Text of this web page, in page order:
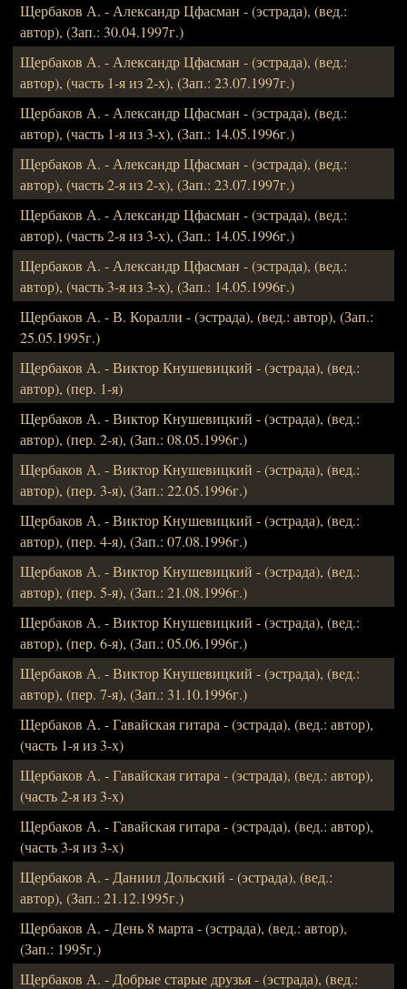
Щербаков А. - Александр Цфасман - (эстрада), (вед.:
автор), (Зап.: 30.04.1997г.)
Щербаков А. - Александр Цфасман - (эстрада), (вед.:
автор), (часть 1-я из 2-х), (Зап.: 23.07.1997г.)
Щербаков А. - Александр Цфасман - (эстрада), (вед.:
автор), (часть 1-я из 3-х), (Зап.: 14.05.1996г.)
Щербаков А. - Александр Цфасман - (эстрада), (вед.:
автор), (часть 2-я из 2-х), (Зап.: 23.07.1997г.)
Щербаков А. - Александр Цфасман - (эстрада), (вед.:
автор), (часть 2-я из 3-х), (Зап.: 14.05.1996г.)
Щербаков А. - Александр Цфасман - (эстрада), (вед.:
автор), (часть 3-я из 3-х), (Зап.: 14.05.1996г.)
Щербаков А. - В. Коралли - (эстрада), (вед.: автор), (Зап.:
25.05.1995г.)
Щербаков А. - Виктор Кнушевицкий - (эстрада), (вед.:
автор), (пер. 1-я)
Щербаков А. - Виктор Кнушевицкий - (эстрада), (вед.:
автор), (пер. 2-я), (Зап.: 08.05.1996г.)
Щербаков А. - Виктор Кнушевицкий - (эстрада), (вед.:
автор), (пер. 3-я), (Зап.: 22.05.1996г.)
Щербаков А. - Виктор Кнушевицкий - (эстрада), (вед.:
автор), (пер. 4-я), (Зап.: 07.08.1996г.)
Щербаков А. - Виктор Кнушевицкий - (эстрада), (вед.:
автор), (пер. 5-я), (Зап.: 21.08.1996г.)
Щербаков А. - Виктор Кнушевицкий - (эстрада), (вед.:
автор), (пер. 6-я), (Зап.: 05.06.1996г.)
Щербаков А. - Виктор Кнушевицкий - (эстрада), (вед.:
автор), (пер. 7-я), (Зап.: 31.10.1996г.)
Щербаков А. - Гавайская гитара - (эстрада), (вед.: автор),
(часть 1-я из 3-х)
Щербаков А. - Гавайская гитара - (эстрада), (вед.: автор),
(часть 2-я из 3-х)
Щербаков А. - Гавайская гитара - (эстрада), (вед.: автор),
(часть 3-я из 3-х)
Щербаков А. - Даниил Дольский - (эстрада), (вед.:
автор), (Зап.: 21.12.1995г.)
Щербаков А. - День 8 марта - (эстрада), (вед.: автор),
(Зап.: 1995г.)
Щербаков А. - Добрые старые друзья - (эстрада), (вед.: